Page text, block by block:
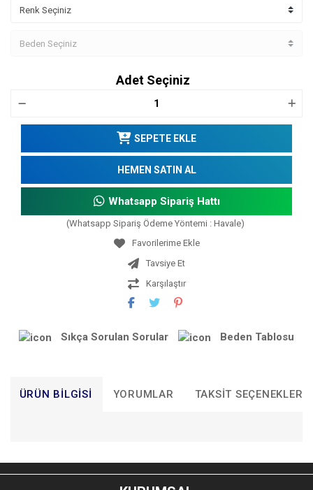
Adet Seçiniz
SEPETE EKLE
HEMEN SATIN AL
Whatsapp Sipariş Hattı
(Whatsapp Sipariş Ödeme Yöntemi : Havale)
Tavsiye Et
Karşılaştır
Sıkça Sorulan Sorular Beden Tablosu
ÜRÜN BILGISI YORUMLAR TAKSIT SEÇENEKLERI
Bu ürünün fiyat bilgisi, resim, ürün açıklamalarında ve diğer
konularda yetersiz gördüğünüz noktaları öneri formunu